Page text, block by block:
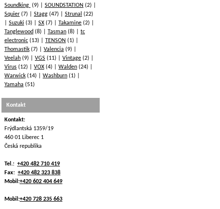
Soundking (9) SOUNDSTATION (2)
Squier (7) Stagg (47) Strunal (22)
Suzuki (3) SX (7) Takamine (2)
Tanglewood (8) Tasman (8)
tc
electronic (13) TENSON (1)
Thomastik (7) Valencia (9)
Veelah (9) VGS (11) Vintage (2)
Virus (12) VOX (4) Walden (24)
Warwick (14) Washburn (1)
Yamaha (51)
Kontakt
Kontakt:
Frýdlantská 1359/19
460 01 Liberec 1
Česká republika
Tel.: +420 482 710 419
Fax: +420 482 323 838
Mobil:+420 602 404 649
Mobil:+420 728 235 663